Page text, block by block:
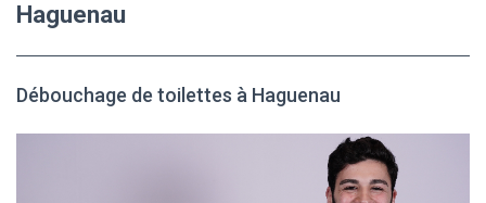
Haguenau
Débouchage de toilettes à Haguenau